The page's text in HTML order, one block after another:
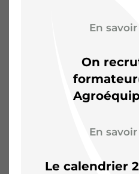
Saintonge :
salle de
En
On
En
Le calendrier